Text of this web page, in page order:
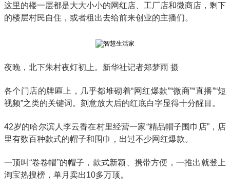
这里的楼一层都是大大小小的网红店、工厂店和微商店，剩下
的楼层村民自住，或者租出去给前来创业的主播们。
夜晚，北下朱村夜灯初上。新华社记者郑梦雨 摄
各个门店的牌匾上，几乎都堆砌着“网红爆款”“微商”“直播”“短
视频”之类的关键词。刻意放大后的红底白字显得十分醒目。
42岁的哈尔滨人李云香在村里经营一家“精品帽子围巾店”，店
里有数百种款式的帽子和围巾，出过不少网红爆款。
一顶叫“卷卷帽”的帽子，款式新颖、携带方便，一推出就登上
淘宝热搜榜，单月卖出10多万顶。